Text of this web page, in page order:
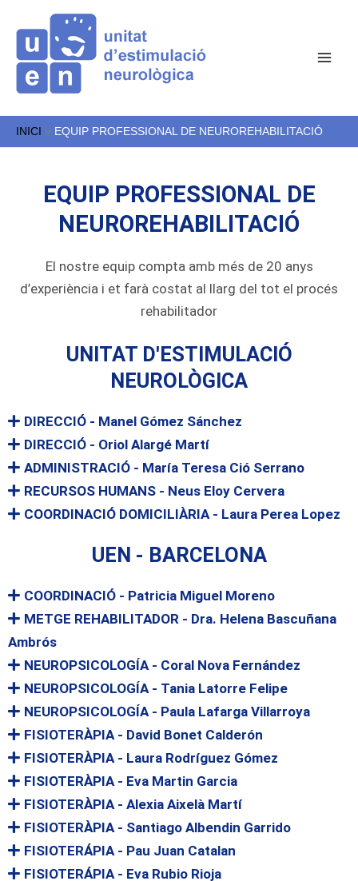
contingut
INICI EQUIP PROFESSIONAL DE NEUROREHABILITACIÓ
EQUIP PROFESSIONAL DE
NEUROREHABILITACIÓ
El nostre equip compta amb més de 20 anys
d’experiència i et farà costat al llarg del tot el procés
rehabilitador
UNITAT D'ESTIMULACIÓ
NEUROLÒGICA
DIRECCIÓ - Manel Gómez Sánchez
DIRECCIÓ - Oriol Alargé Martí
ADMINISTRACIÓ - María Teresa Ció Serrano
RECURSOS HUMANS - Neus Eloy Cervera
COORDINACIÓ DOMICILIÀRIA - Laura Perea Lopez
UEN - BARCELONA
COORDINACIÓ - Patricia Miguel Moreno
METGE REHABILITADOR - Dra. Helena Bascuñana
Ambrós
NEUROPSICOLOGÍA - Coral Nova Fernández
NEUROPSICOLOGÍA - Tania Latorre Felipe
NEUROPSICOLOGÍA - Paula Lafarga Villarroya
FISIOTERÀPIA - David Bonet Calderón
FISIOTERÀPIA - Laura Rodríguez Gómez
FISIOTERÀPIA - Eva Martin Garcia
FISIOTERÀPIA - Alexia Aixelà Martí
FISIOTERÀPIA - Santiago Albendin Garrido
FISIOTERÁPIA - Pau Juan Catalan
FISIOTERÁPIA - Eva Rubio Rioja